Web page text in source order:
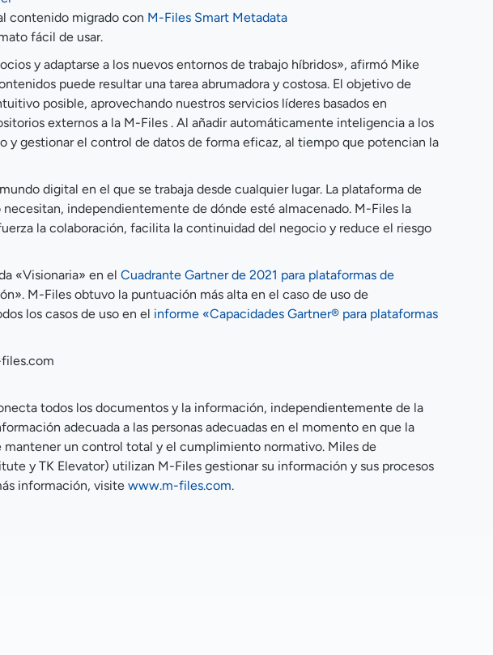
contenido migrado con M-Files Smart Metadata
fácil de usar.
y adaptarse a los nuevos entornos de trabajo híbridos», afirmó Mike
puede resultar una tarea abrumadora y costosa. El objetivo de
posible, aprovechando nuestros servicios líderes basados en
externos a la M-Files . Al añadir automáticamente inteligencia a los
gestionar el control de datos de forma eficaz, al tiempo que potencian la
digital en el que se trabaja desde cualquier lugar. La plataforma de
independientemente de dónde esté almacenado. M-Files la
la colaboración, facilita la continuidad del negocio y reduce el riesgo
«Visionaria» en el Cuadrante Gartner de 2021 para plataformas de
M-Files obtuvo la puntuación más alta en el caso de uso de
los casos de uso en el informe «Capacidades Gartner® para plataformas
todos los documentos y la información, independientemente de la
adecuada a las personas adecuadas en el momento en que la
un control total y el cumplimiento normativo. Miles de
y TK Elevator) utilizan M-Files gestionar su información y sus procesos
información, visite www.m-files.com.